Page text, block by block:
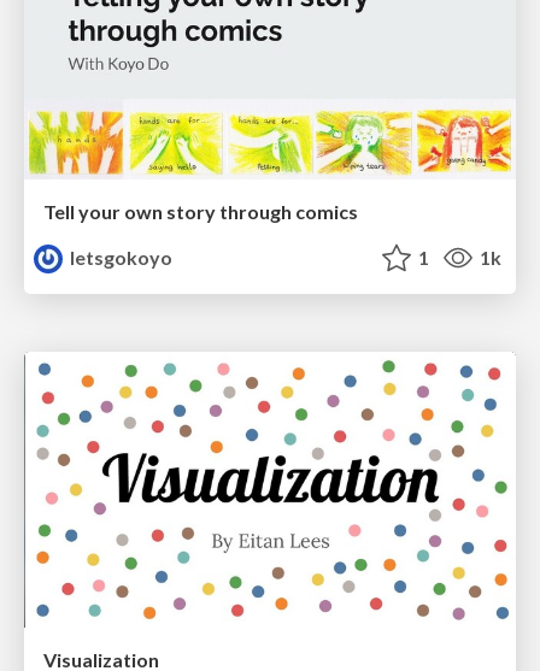
Tell your own story through comics
letsgokoyo
1 1k
Visualization